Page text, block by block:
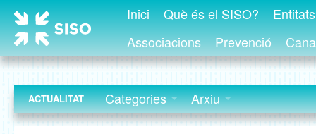
Inici Què és el SISO?
Associacions
Prevenció
ACTUALITAT Categories Arxiu